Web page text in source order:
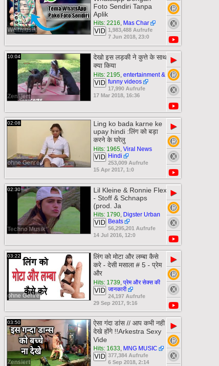
Weltmusik
Foto Sendiri Tanpa
Aplik
Hits: 2216, Mas Char
VID 1,983,488 Aufrufe
7 Jun 2018, 23:0
10:04
Zensiert
देखो इस लड़की ने कुत्ते के साथ
क्या किया
Hits: 2195, entertainment &
funny videos
VID
17,990 Aufrufe
17 Mar 2018, 16:36
▶
02:08
ohne Genre
Ling ko bada karne ke
upay hindi :लिंग को बड़ा
करने के घरेलु
Hits: 1965, Viral News
Hindi
VID
253,009 Aufrufe
15 Apr 2017, 1:0
▶
02:30
Techno Musik
Lil Kleine & Ronnie Flex
- Stoff & Schnaps
(prod. Ja
Hits: 1790, Digster Urban
Beats
VID
56,295,201 Aufrufe
14 Jul 2016, 12:0
▶
03:22
ohne Genre
लिंग को मोटा और लम्बा कैसे
करे - देसी मसाला # 5 - प्रेम
और
Hits: 1739, प्रेम और सेक्स की
जानकारी
VID
24,197 Aufrufe
29 Sep 2017, 9:16
▶
03:50
Zensiert
ऐसा गंदा डांस // आप कभी नही
देखे होंगे !!Arkestra Sexy
Vide
Hits: 1633, MNG MUSIC
VID 377,384 Aufrufe
6 Sep 2018, 2:14
▶